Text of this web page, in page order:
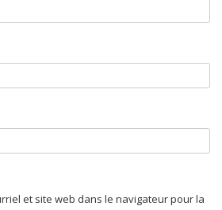
et site web dans le navigateur pour la